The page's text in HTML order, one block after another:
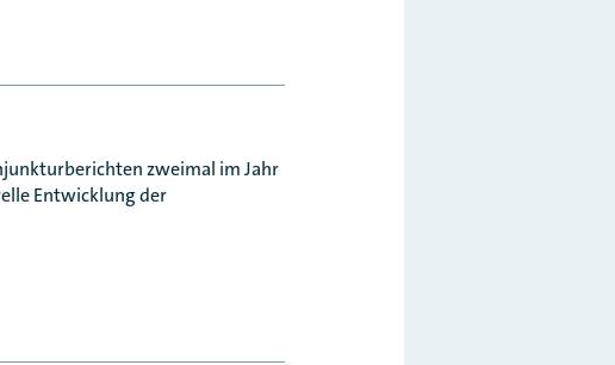
zweimal im Jahr
Entwicklung der